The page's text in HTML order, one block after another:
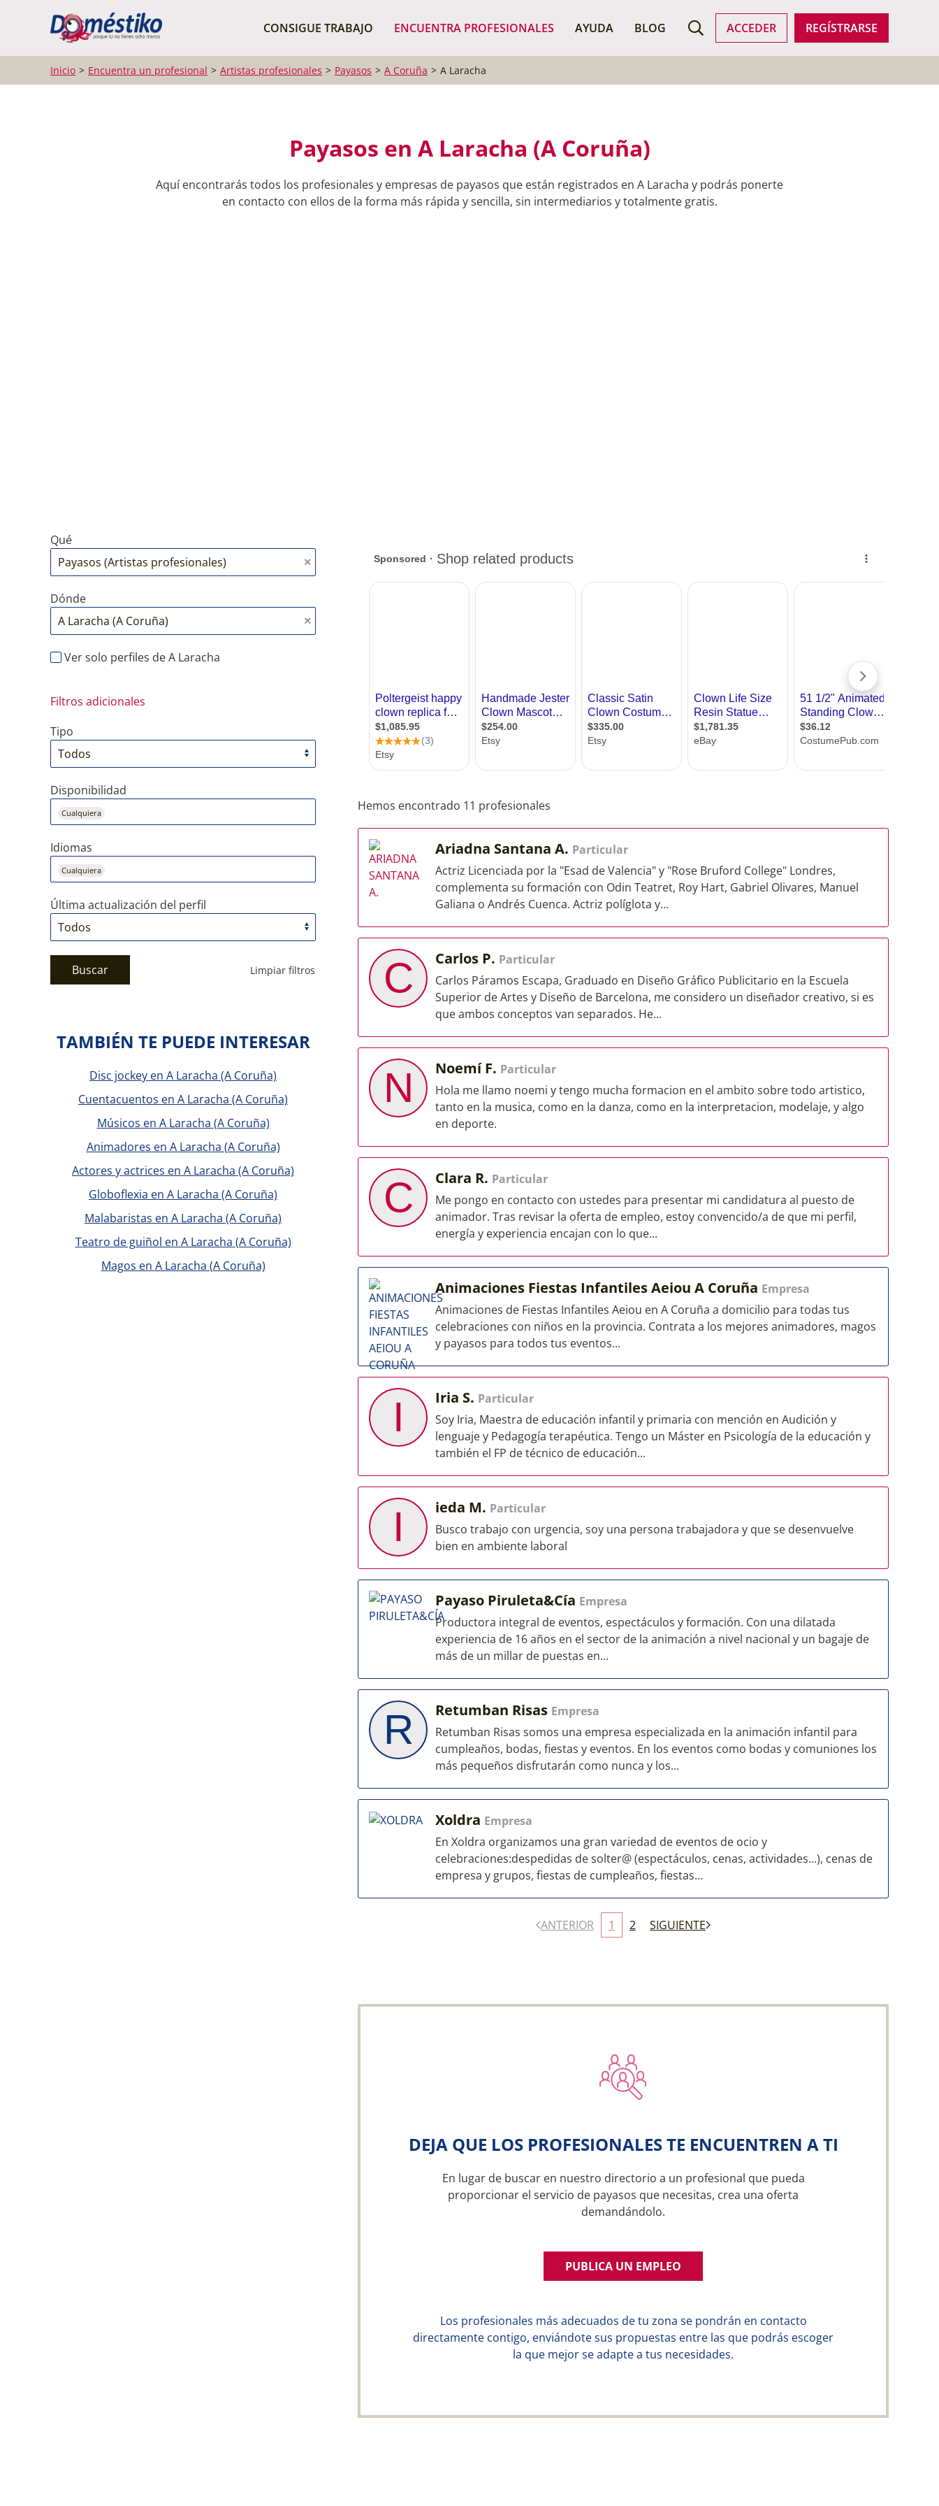
CONSIGUE TRABAJO ENCUENTRA PROFESIONALES AYUDA BLOG ACCEDER REGÍSTRARSE
BUSCAR PROFESIONALES
Inicio Encuentra un profesional Artistas profesionales Payasos A Coruña A Laracha
Payasos en A Laracha (A Coruña)
Aquí encontrarás todos los profesionales y empresas de payasos que están registrados en A Laracha y podrás ponerte
en contacto con ellos de la forma más rápida y sencilla, sin intermediarios y totalmente gratis.
Qué
Dónde
Ver solo perfiles de A Laracha
Filtros adicionales
Tipo
Disponibilidad
Cualquiera
Idiomas
Cualquiera
Última actualización del perfil
Buscar Limpiar filtros
Hemos encontrado 11 profesionales
Ariadna Santana A. Particular
Actriz Licenciada por la "Esad de Valencia" y "Rose Bruford College" Londres,
complementa su formación con Odin Teatret, Roy Hart, Gabriel Olivares, Manuel
Galiana o Andrés Cuenca. Actriz políglota y...
C Carlos P. Particular
Carlos Páramos Escapa, Graduado en Diseño Gráfico Publicitario en la Escuela
Superior de Artes y Diseño de Barcelona, me considero un diseñador creativo, si es
que ambos conceptos van separados. He...
N Noemí F. Particular
Hola me llamo noemi y tengo mucha formacion en el ambito sobre todo artistico,
tanto en la musica, como en la danza, como en la interpretacion, modelaje, y algo
en deporte.
C Clara R. Particular
Me pongo en contacto con ustedes para presentar mi candidatura al puesto de
animador. Tras revisar la oferta de empleo, estoy convencido/a de que mi perfil,
energía y experiencia encajan con lo que...
Animaciones Fiestas Infantiles Aeiou A Coruña Empresa
Animaciones de Fiestas Infantiles Aeiou en A Coruña a domicilio para todas tus
celebraciones con niños en la provincia. Contrata a los mejores animadores, magos
y payasos para todos tus eventos...
I Iria S. Particular
Soy Iria, Maestra de educación infantil y primaria con mención en Audición y
lenguaje y Pedagogía terapéutica. Tengo un Máster en Psicología de la educación y
también el FP de técnico de educación...
I ieda M. Particular
Busco trabajo con urgencia, soy una persona trabajadora y que se desenvuelve
bien en ambiente laboral
Payaso Piruleta&Cía Empresa
Productora integral de eventos, espectáculos y formación. Con una dilatada
experiencia de 16 años en el sector de la animación a nivel nacional y un bagaje de
más de un millar de puestas en...
R Retumban Risas Empresa
Retumban Risas somos una empresa especializada en la animación infantil para
cumpleaños, bodas, fiestas y eventos. En los eventos como bodas y comuniones los
más pequeños disfrutarán como nunca y los...
Xoldra Empresa
En Xoldra organizamos una gran variedad de eventos de ocio y
celebraciones:despedidas de solter@ (espectáculos, cenas, actividades...), cenas de
empresa y grupos, fiestas de cumpleaños, fiestas...
ANTERIOR 1 2 SIGUIENTE
DEJA QUE LOS PROFESIONALES TE ENCUENTREN A TI
En lugar de buscar en nuestro directorio a un profesional que pueda
proporcionar el servicio de payasos que necesitas, crea una oferta
demandándolo.
PUBLICA UN EMPLEO
Los profesionales más adecuados de tu zona se pondrán en contacto
directamente contigo, enviándote sus propuestas entre las que podrás escoger
la que mejor se adapte a tus necesidades.
TAMBIÉN TE PUEDE INTERESAR
Disc jockey en A Laracha (A Coruña)
Cuentacuentos en A Laracha (A Coruña)
Músicos en A Laracha (A Coruña)
Animadores en A Laracha (A Coruña)
Actores y actrices en A Laracha (A Coruña)
Globoflexia en A Laracha (A Coruña)
Malabaristas en A Laracha (A Coruña)
Teatro de guiñol en A Laracha (A Coruña)
Magos en A Laracha (A Coruña)